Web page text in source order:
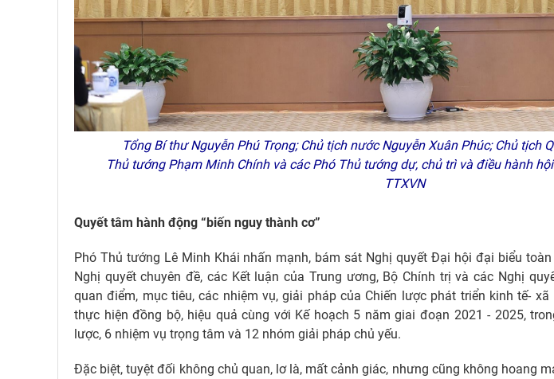
Tổng Bí thư Nguyễn Phú Trọng; Chủ tịch nước Nguyễn Xuân Phúc; Chủ tịch
Thủ tướng Phạm Minh Chính và các Phó Thủ tướng dự, chủ trì và điều hành
TTXVN
Quyết tâm hành động “biến nguy thành cơ”
Phó Thủ tướng Lê Minh Khái nhấn mạnh, bám sát Nghị quyết Đại hội đại biểu
Nghị quyết chuyên đề, các Kết luận của Trung ương, Bộ Chính trị và các Nghị
quan điểm, mục tiêu, các nhiệm vụ, giải pháp của Chiến lược phát triển kinh tế-
thực hiện đồng bộ, hiệu quả cùng với Kế hoạch 5 năm giai đoạn 2021 - 2025,
lược, 6 nhiệm vụ trọng tâm và 12 nhóm giải pháp chủ yếu.
Đặc biệt, tuyệt đối không chủ quan, lơ là, mất cảnh giác, nhưng cũng không hoang